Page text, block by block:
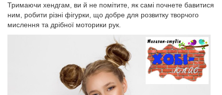
Тримаючи хендгам, ви й не помітите, як самі почнете бавитися
ним, робити різні фігурки, що добре для розвитку творчого
мислення та дрібної моторики рук.